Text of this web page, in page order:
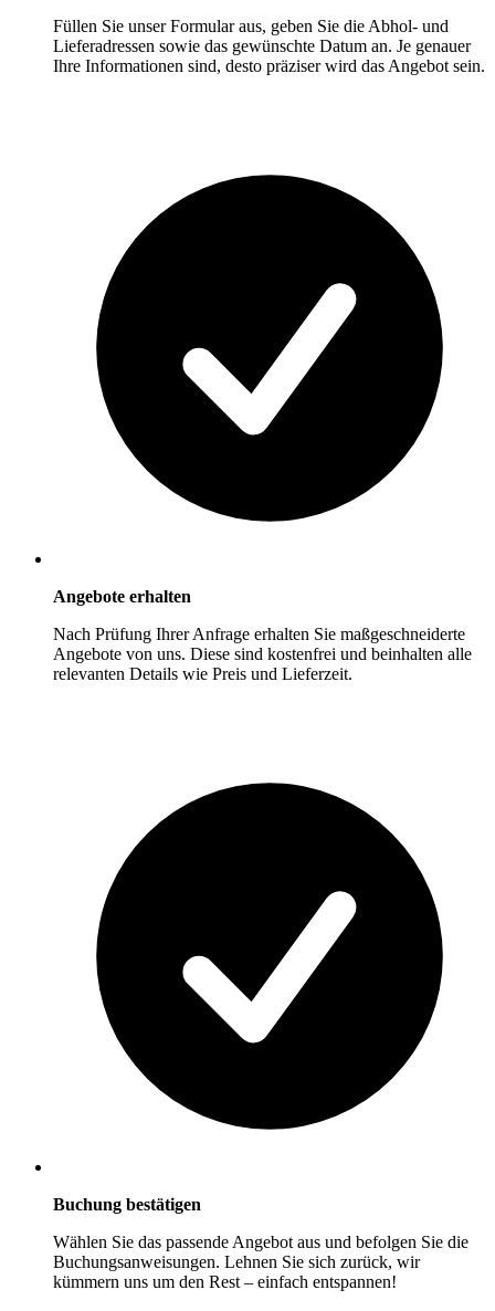
Füllen Sie unser Formular aus, geben Sie die Abhol- und
Lieferadressen sowie das gewünschte Datum an. Je genauer
Ihre Informationen sind, desto präziser wird das Angebot sein.
Angebote erhalten
Nach Prüfung Ihrer Anfrage erhalten Sie maßgeschneiderte
Angebote von uns. Diese sind kostenfrei und beinhalten alle
relevanten Details wie Preis und Lieferzeit.
Buchung bestätigen
Wählen Sie das passende Angebot aus und befolgen Sie die
Buchungsanweisungen. Lehnen Sie sich zurück, wir
kümmern uns um den Rest – einfach entspannen!